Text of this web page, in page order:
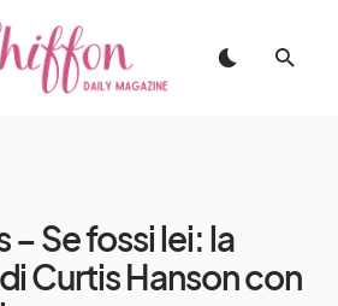
– Se fossi lei: la
Curtis Hanson con